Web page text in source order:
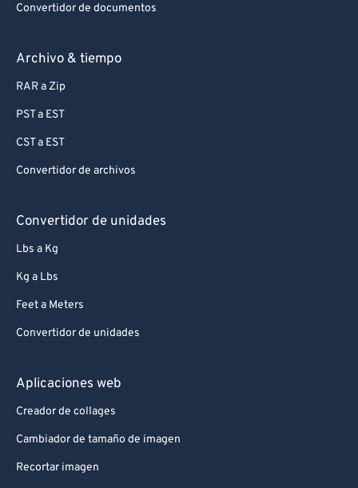
Convertidor de documentos
Archivo & tiempo
RAR a Zip
PST a EST
CST a EST
Convertidor de archivos
Convertidor de unidades
Lbs a Kg
Kg a Lbs
Feet a Meters
Convertidor de unidades
Aplicaciones web
Creador de collages
Cambiador de tamaño de imagen
Recortar imagen